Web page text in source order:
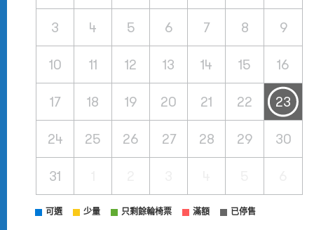
3 4 5 6 7 8 9
10 11 12 13 14 15 16
17 18 19 20 21 22 23
24 25 26 27 28 29 30
31
可選 少量 只剩餘輪椅票 滿額 已停售